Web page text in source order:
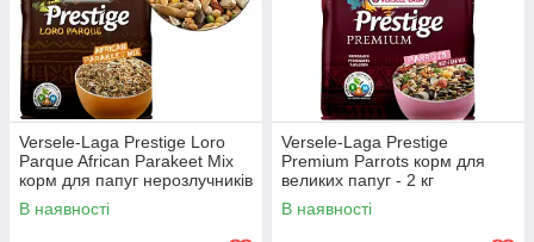
Versele-Laga Prestige Loro
Parque African Parakeet Mix
корм для папуг нерозлучників
- 1 кг
В наявності
Versele-Laga Prestige
Premium Parrots корм для
великих папуг - 2 кг
В наявності